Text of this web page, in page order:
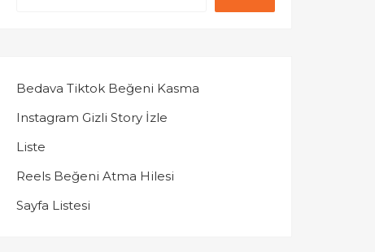
Bedava Tiktok Beğeni Kasma
Instagram Gizli Story İzle
Liste
Reels Beğeni Atma Hilesi
Sayfa Listesi